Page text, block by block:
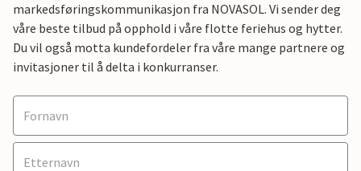
markedsføringskommunikasjon fra NOVASOL. Vi sender deg
våre beste tilbud på opphold i våre flotte feriehus og hytter.
Du vil også motta kundefordeler fra våre mange partnere og
invitasjoner til å delta i konkurranser.